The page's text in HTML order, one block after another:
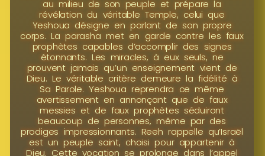
au milieu de son peuple et prépare la
révélation du véritable Temple, celui que
Yeshoua désigne en parlant de son propre
corps. La parasha met en garde contre les faux
prophètes capables d’accomplir des signes
étonnants. Les miracles, à eux seuls, ne
prouvent jamais qu’un enseignement vient de
Dieu. Le véritable critère demeure la fidélité à
Sa Parole. Yeshoua reprendra ce même
avertissement en annonçant que de faux
messies et de faux prophètes séduiront
beaucoup de personnes, même par des
prodiges impressionnants. Reeh rappelle qu’Israël
est un peuple saint, choisi pour appartenir à
Dieu. Cette vocation se prolonge dans l’appel